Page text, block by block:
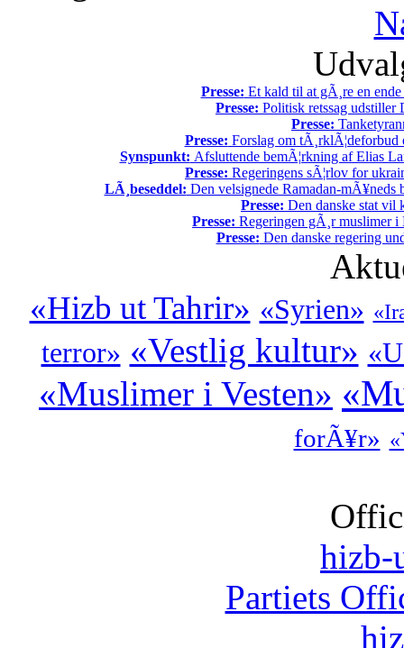
Presse: Et kald til at gÃ¸re en
Presse: Politisk retssag udstiller
Presse:
Presse: Forslag om tÃ¸rklÃ¦deforbud
Synspunkt: Afsluttende bemÃ¦rkning af Elias
Presse: Regeringens sÃ¦rlov for
LÃ¸beseddel: Den velsignede Ramadan-mÃ¥neds
Presse: Den danske stat vil
Presse: Regeringen gÃ¸r muslimer
Presse: Den danske regering
«Hizb ut Tahrir» «Syrien»
terror» «Vestlig kultur»
«Muslimer i Vesten»
forÃ¥r»
hizb-
Partiets